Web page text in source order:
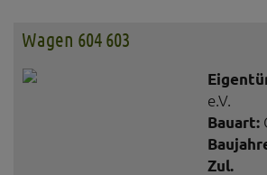
Wagen 604 603
e.V.
Bauart:
Zul.